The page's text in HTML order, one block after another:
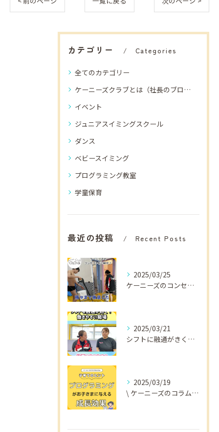
カテゴリー Categories
全てのカテゴリー
ケーニーズクラブとは（社長のブログ）
イベント
ジュニアスイミングスクール
ダンス
ベビースイミング
プログラミング教室
学童保育
最近の投稿 Recent Posts
2025/03/25
ケーニーズのコンセプトをご紹介！
2025/03/21
シフトに融通がきくから
2025/03/19
\ ケーニーズのコラム📚/